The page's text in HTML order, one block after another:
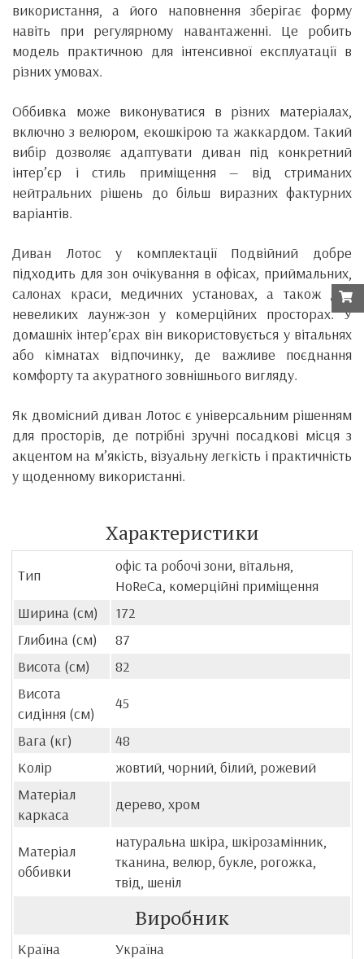
використання, а його наповнення зберігає форму
навіть при регулярному навантаженні. Це робить
модель практичною для інтенсивної експлуатації в
різних умовах.
Оббивка може виконуватися в різних матеріалах,
включно з велюром, екошкірою та жаккардом. Такий
вибір дозволяє адаптувати диван під конкретний
інтер’єр і стиль приміщення — від стриманих
нейтральних рішень до більш виразних фактурних
варіантів.
Диван Лотос у комплектації Подвійний добре
підходить для зон очікування в офісах, приймальних,
салонах краси, медичних установах, а також для
невеликих лаунж-зон у комерційних просторах. У
домашніх інтер’єрах він використовується у вітальнях
або кімнатах відпочинку, де важливе поєднання
комфорту та акуратного зовнішнього вигляду.
Як двомісний диван Лотос є універсальним рішенням
для просторів, де потрібні зручні посадкові місця з
акцентом на м’якість, візуальну легкість і практичність
у щоденному використанні.
Характеристики
Тип
офіс та робочі зони, вітальня,
HoReCa, комерційні приміщення
Ширина (см)
172
Глибина (см)
87
Висота (см)
82
Висота
сидіння (см)
45
Вага (кг)
48
Колір
жовтий, чорний, білий, рожевий
Матеріал
каркаса
дерево, хром
Матеріал
оббивки
натуральна шкіра, шкірозамінник,
тканина, велюр, букле, рогожка,
твід, шеніл
Виробник
Країна
Україна